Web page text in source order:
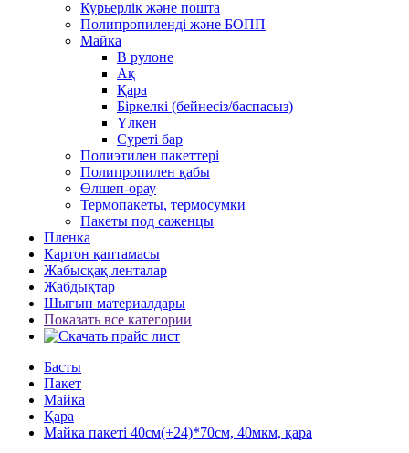
Курьерлік және пошта
Полипропиленді және БОПП
Майка
В рулоне
Ақ
Қара
Біркелкі (бейнесіз/баспасыз)
Үлкен
Суреті бар
Полиэтилен пакеттері
Полипропилен қабы
Өлшеп-орау
Термопакеты, термосумки
Пакеты под саженцы
Пленка
Картон қаптамасы
Жабысқақ ленталар
Жабдықтар
Шығын материалдары
Показать все категории
Басты
Пакет
Майка
Қара
Майка пакеті 40см(+24)*70см, 40мкм, қара